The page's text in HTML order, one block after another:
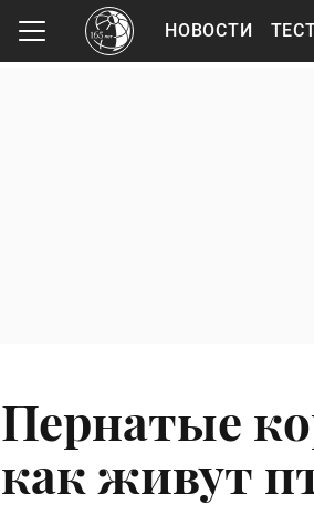
НОВОСТИ
Пернатые
как живут